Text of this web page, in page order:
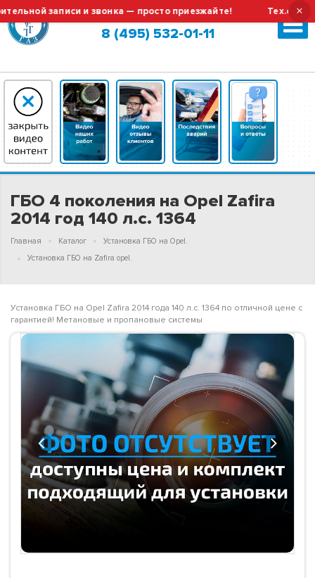
записи и звонка — просто приезжайте! ×
Москва (сменить город?)
8 (495) 532-01-11
ГБО 4 поколения на Opel Zafira
2014 год 140 л.с. 1364
Главная Каталог
Установка ГБО на Opel.
Установка ГБО на Zafira opel.
Установка ГБО на Opel Zafira 2014 года 140 л.с. 1364 по отличной цене с
гарантией! Метановые и пропановые системы
Previous Next